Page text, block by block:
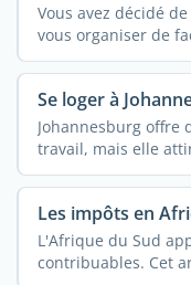
Vous avez décidé
vous organiser de
Se loger à
Johannesburg offre
travail, mais elle
Les impôts en
L'Afrique du Sud
contribuables. Cet